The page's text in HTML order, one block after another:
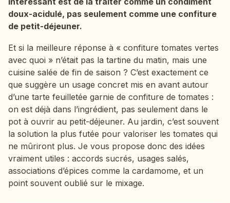
doux-acidulé, pas seulement comme une confiture
de petit-déjeuner.
Et si la meilleure réponse à « confiture tomates vertes
avec quoi » n’était pas la tartine du matin, mais une
cuisine salée de fin de saison ? C’est exactement ce
que suggère un usage concret mis en avant autour
d’une tarte feuilletée garnie de confiture de tomates :
on est déjà dans l’ingrédient, pas seulement dans le
pot à ouvrir au petit-déjeuner. Au jardin, c’est souvent
la solution la plus futée pour valoriser les tomates qui
ne mûriront plus. Je vous propose donc des idées
vraiment utiles : accords sucrés, usages salés,
associations d’épices comme la cardamome, et un
point souvent oublié sur le mixage.